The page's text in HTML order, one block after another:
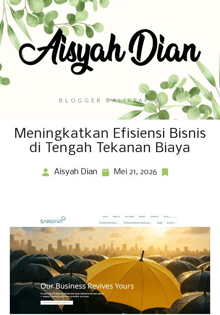
BLOGGER BALIKPAPAN
Meningkatkan Efisiensi Bisnis
di Tengah Tekanan Biaya
Aisyah Dian Mei 21, 2026